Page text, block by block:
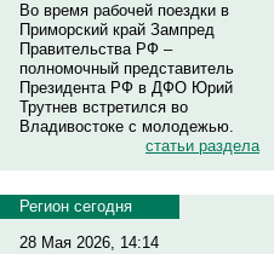
Во время рабочей поездки в
Приморский край Зампред
Правительства РФ –
полномочный представитель
Президента РФ в ДФО Юрий
Трутнев встретился во
Владивостоке с молодежью.
статьи раздела
Регион сегодня
28 Мая 2026, 14:14